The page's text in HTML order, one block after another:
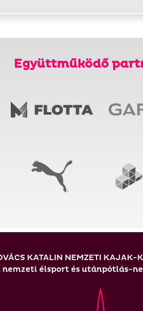
Együttműködő
KATALIN NEMZETI KAJAK-
élsport és utánpótlás-